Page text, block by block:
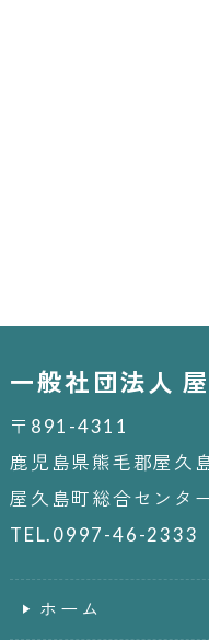
一般社団法人
〒891-4311
鹿児島県熊毛郡屋久
屋久島町総合センタ
TEL.0997-46-
ホーム